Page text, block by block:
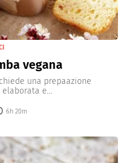
vegana
una prepaazione
e...
6h 20m